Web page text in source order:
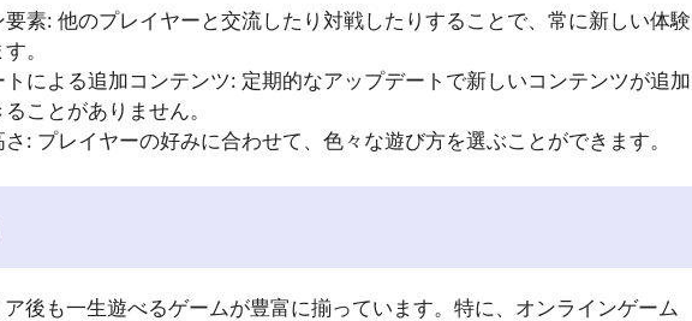
素: 他のプレイヤーと交流したり対戦したりすることで、常に新しい体験
。
による追加コンテンツ: 定期的なアップデートで新しいコンテンツが追加
ことがありません。
: プレイヤーの好みに合わせて、色々な遊び方を選ぶことができます。
後も一生遊べるゲームが豊富に揃っています。特に、オンラインゲーム